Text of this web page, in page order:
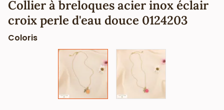
Collier à breloques acier inox éclair
croix perle d'eau douce 0124203
Coloris